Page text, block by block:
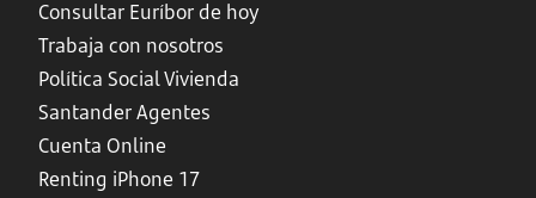
Consultar Euríbor de hoy
Trabaja con nosotros
Política Social Vivienda
Santander Agentes
Cuenta Online
Renting iPhone 17